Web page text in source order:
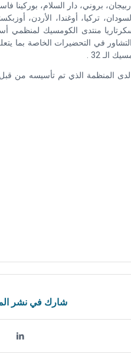
أفغانستان، أذربيجان، بروني، دار
تركيا، أوغندا،
منتدى الكومسيك
الـ 32 .
لدى المنظمة الذي تم تأسيسه
شارك في نشر